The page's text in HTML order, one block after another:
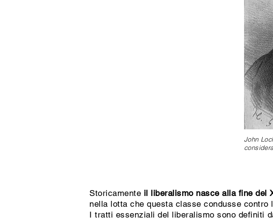
Storicamente il liberalismo nasce alla fine del
nella lotta che questa classe condusse contro
I tratti essenziali del liberalismo sono definiti
John